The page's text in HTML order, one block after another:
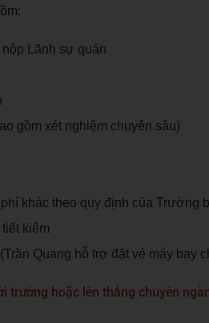
Lãnh sự quán
gồm xét nghiệm chuyên sâu)
khác theo quy định của Trường
kiệm
Quang hỗ trợ đặt vé máy bay
trường hoặc lên thẳng chuyên